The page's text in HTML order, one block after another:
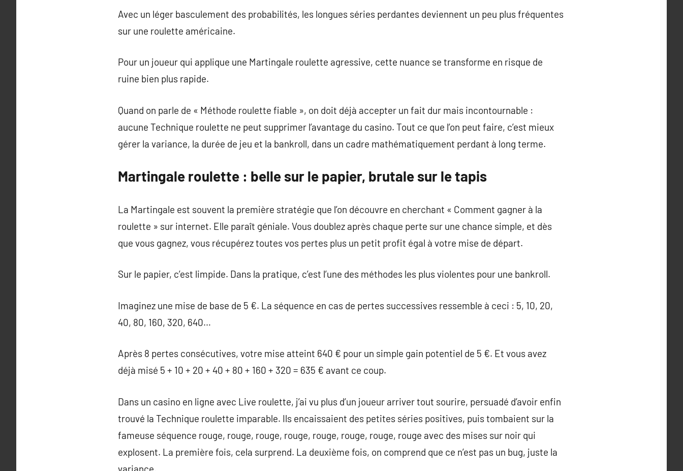
Avec un léger basculement des probabilités, les longues séries perdantes deviennent un peu plus fréquentes
sur une roulette américaine.
Pour un joueur qui applique une Martingale roulette agressive, cette nuance se transforme en risque de
ruine bien plus rapide.
Quand on parle de « Méthode roulette fiable », on doit déjà accepter un fait dur mais incontournable :
aucune Technique roulette ne peut supprimer l’avantage du casino. Tout ce que l’on peut faire, c’est mieux
gérer la variance, la durée de jeu et la bankroll, dans un cadre mathématiquement perdant à long terme.
Martingale roulette : belle sur le papier, brutale sur le tapis
La Martingale est souvent la première stratégie que l’on découvre en cherchant « Comment gagner à la
roulette » sur internet. Elle paraît géniale. Vous doublez après chaque perte sur une chance simple, et dès
que vous gagnez, vous récupérez toutes vos pertes plus un petit profit égal à votre mise de départ.
Sur le papier, c’est limpide. Dans la pratique, c’est l’une des méthodes les plus violentes pour une bankroll.
Imaginez une mise de base de 5 €. La séquence en cas de pertes successives ressemble à ceci : 5, 10, 20,
40, 80, 160, 320, 640…
Après 8 pertes consécutives, votre mise atteint 640 € pour un simple gain potentiel de 5 €. Et vous avez
déjà misé 5 + 10 + 20 + 40 + 80 + 160 + 320 = 635 € avant ce coup.
Dans un casino en ligne avec Live roulette, j’ai vu plus d’un joueur arriver tout sourire, persuadé d’avoir enfin
trouvé la Technique roulette imparable. Ils encaissaient des petites séries positives, puis tombaient sur la
fameuse séquence rouge, rouge, rouge, rouge, rouge, rouge, rouge, rouge avec des mises sur noir qui
explosent. La première fois, cela surprend. La deuxième fois, on comprend que ce n’est pas un bug, juste la
variance.